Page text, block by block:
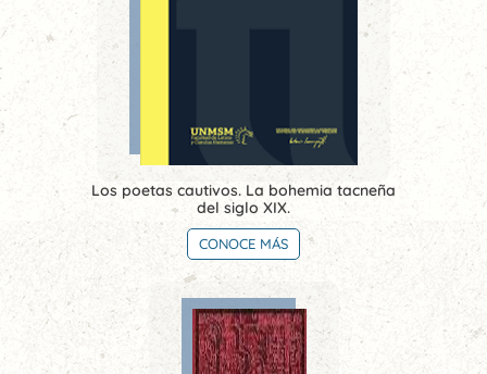
Los poetas cautivos. La bohemia tacneña
del siglo XIX.
CONOCE MÁS